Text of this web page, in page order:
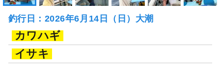
釣行日：2026年6月14日（日）大潮
カワハギ
イサキ